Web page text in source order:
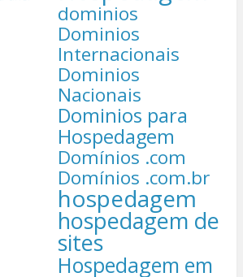
dominios
Dominios
Internacionais
Dominios
Nacionais
Dominios para
Hospedagem
Domínios .com
Domínios .com.br
hospedagem
hospedagem de
sites
Hospedagem em